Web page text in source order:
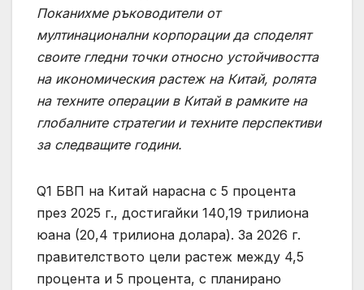
Поканихме ръководители от
мултинационални корпорации да споделят
своите гледни точки относно устойчивостта
на икономическия растеж на Китай, ролята
на техните операции в Китай в рамките на
глобалните стратегии и техните перспективи
за следващите години.
Q1 БВП на Китай нарасна с 5 процента
през 2025 г., достигайки 140,19 трилиона
юана (20,4 трилиона долара). За 2026 г.
правителството цели растеж между 4,5
процента и 5 процента, с планирано